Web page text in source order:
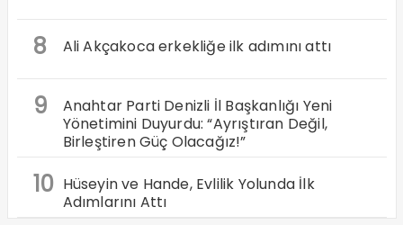
8 Ali Akçakoca erkekliğe ilk adımını attı
9
Anahtar Parti Denizli İl Başkanlığı Yeni
Yönetimini Duyurdu: “Ayrıştıran Değil,
Birleştiren Güç Olacağız!”
10 Hüseyin ve Hande, Evlilik Yolunda İlk
Adımlarını Attı